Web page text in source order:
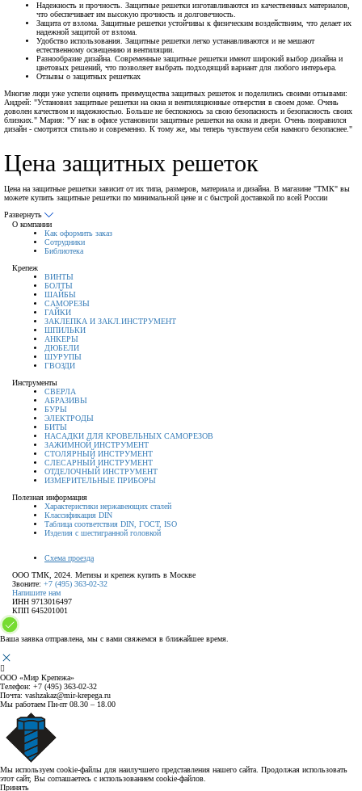
Надежность и прочность. Защитные решетки изготавливаются из качественных материалов,
что обеспечивает им высокую прочность и долговечность.
Защита от взлома. Защитные решетки устойчивы к физическим воздействиям, что делает их
надежной защитой от взлома.
Удобство использования. Защитные решетки легко устанавливаются и не мешают
естественному освещению и вентиляции.
Разнообразие дизайна. Современные защитные решетки имеют широкий выбор дизайна и
цветовых решений, что позволяет выбрать подходящий вариант для любого интерьера.
Отзывы о защитных решетках
Многие люди уже успели оценить преимущества защитных решеток и поделились своими отзывами:
Андрей: "Установил защитные решетки на окна и вентиляционные отверстия в своем доме. Очень
доволен качеством и надежностью. Больше не беспокоюсь за свою безопасность и безопасность своих
близких." Мария: "У нас в офисе установили защитные решетки на окна и двери. Очень понравился
дизайн - смотрятся стильно и современно. К тому же, мы теперь чувствуем себя намного безопаснее."
Цена защитных решеток
Цена на защитные решетки зависит от их типа, размеров, материала и дизайна. В магазине "ТМК" вы
можете купить защитные решетки по минимальной цене и с быстрой доставкой по всей России
Развернуть
О компании
Как оформить заказ
Сотрудники
Библиотека
Крепеж
ВИНТЫ
БОЛТЫ
ШАЙБЫ
САМОРЕЗЫ
ГАЙКИ
ЗАКЛЕПКА И ЗАКЛ.ИНСТРУМЕНТ
ШПИЛЬКИ
АНКЕРЫ
ДЮБЕЛИ
ШУРУПЫ
ГВОЗДИ
Инструменты
СВЕРЛА
АБРАЗИВЫ
БУРЫ
ЭЛЕКТРОДЫ
БИТЫ
НАСАДКИ ДЛЯ КРОВЕЛЬНЫХ САМОРЕЗОВ
ЗАЖИМНОЙ ИНСТРУМЕНТ
СТОЛЯРНЫЙ ИНСТРУМЕНТ
СЛЕСАРНЫЙ ИНСТРУМЕНТ
ОТДЕЛОЧНЫЙ ИНСТРУМЕНТ
ИЗМЕРИТЕЛЬНЫЕ ПРИБОРЫ
Полезная информация
Характеристики нержавеющих сталей
Классификация DIN
Таблица соответствия DIN, ГОСТ, ISO
Изделия с шестигранной головкой
Схема проезда
ООО ТМК, 2024. Метизы и крепеж купить в Москве
Звоните: +7 (495) 363-02-32
Напишите нам
ИНН 9713016497
КПП 645201001
Ваша заявка отправлена, мы с вами свяжемся в ближайшее время.
ООО «Мир Крепежа»
Телефон: +7 (495) 363-02-32
Почта: vashzakaz@mir-krepega.ru
Мы работаем Пн-пт 08.30 – 18.00
Мы используем cookie-файлы для наилучшего представления нашего сайта. Продолжая использовать
этот сайт, Вы соглашаетесь с использованием cookie-файлов.
Принять